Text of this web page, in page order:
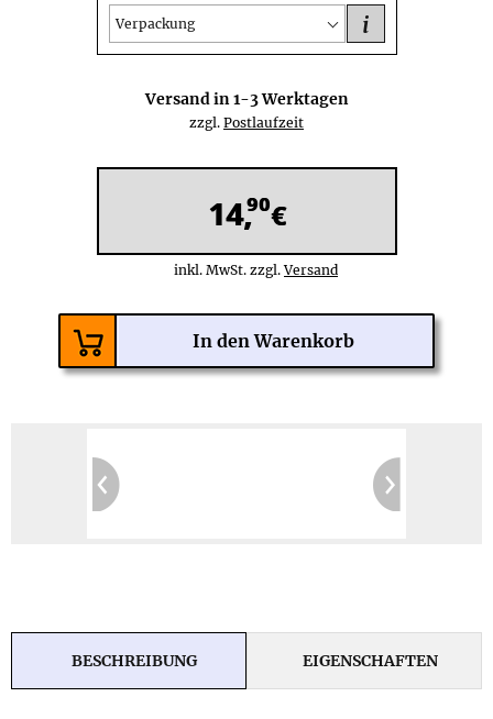
Verpackung i
Versand in1-3Werktagen
zzgl. Postlaufzeit
14,90€
inkl. MwSt. zzgl.Versand
BESCHREIBUNG EIGENSCHAFTEN